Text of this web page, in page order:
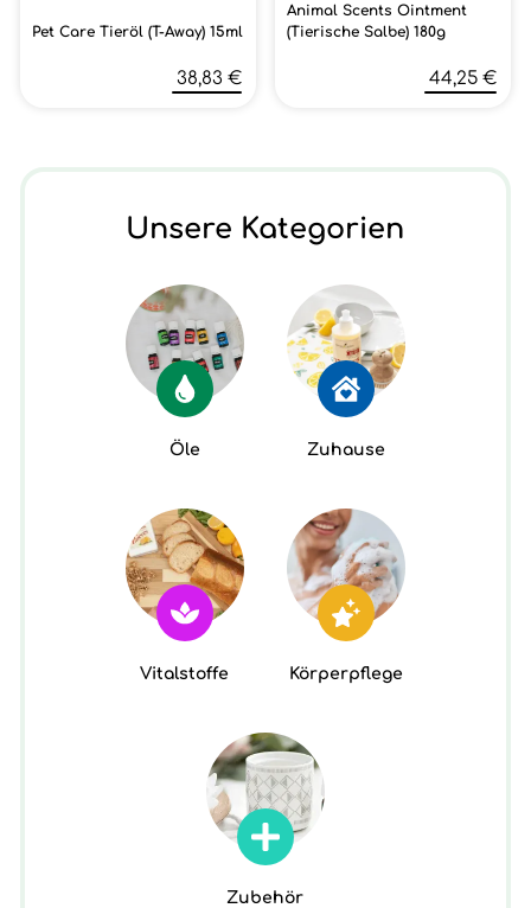
Pet Care Tieröl (T-Away) 15ml
38,83 €
Animal Scents Ointment
(Tierische Salbe) 180g
44,25 €
Unsere Kategorien
Öle Zuhause
Vitalstoffe Körperpflege
Zubehör